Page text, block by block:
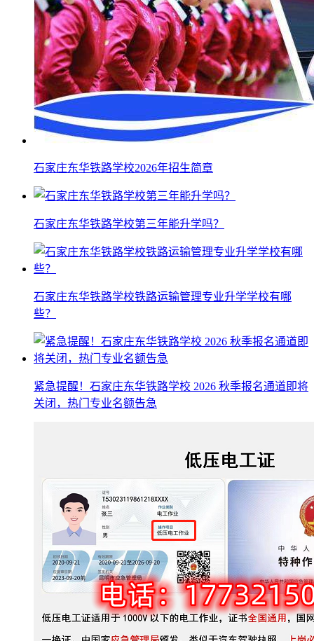
石家庄东华铁路学校2026年招生简章
石家庄东华铁路学校第三年能升学吗？
石家庄东华铁路学校铁路运输管理专业升学学校有哪
些？
紧急提醒！石家庄东华铁路学校 2026 秋季报名通道即将
关闭，热门专业名额告急